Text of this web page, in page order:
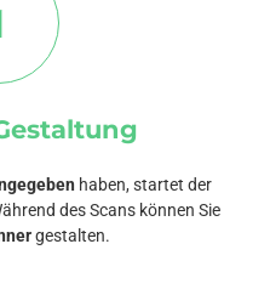
haben, startet der
des Scans können Sie
gestalten.